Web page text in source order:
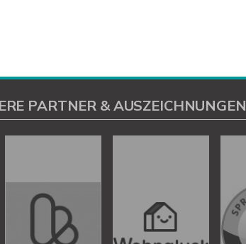
PARTNER & AUSZEICHNUNGEN